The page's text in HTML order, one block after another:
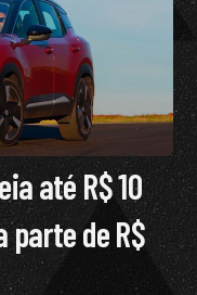
até R$ 10
parte de R$